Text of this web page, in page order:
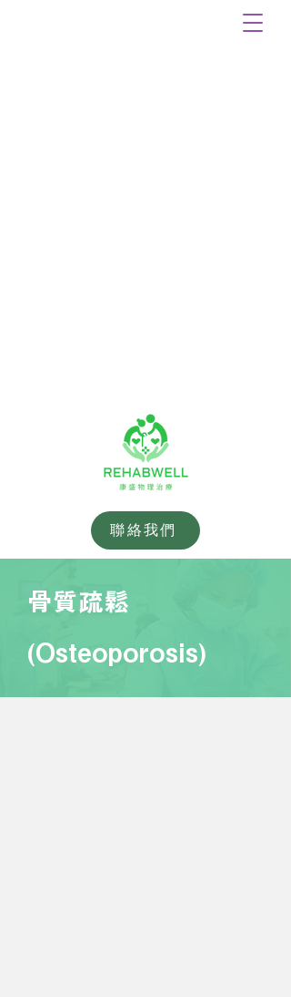
聯絡我們
骨質疏鬆
(Osteoporosis)